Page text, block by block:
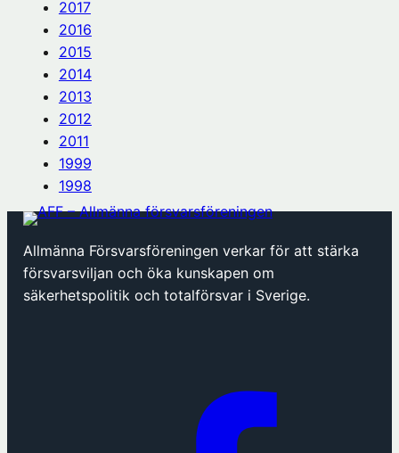
2017
2016
2015
2014
2013
2012
2011
1999
1998
Allmänna Försvarsföreningen verkar för att stärka
försvarsviljan och öka kunskapen om
säkerhetspolitik och totalförsvar i Sverige.